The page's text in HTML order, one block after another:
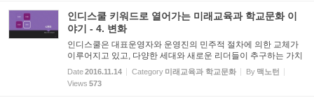
인디스쿨 키워드로 열어가는 미래교육과 학교문화 이
야기 - 4. 변화
인디스쿨은 대표운영자와 운영진의 민주적 절차에 의한 교체가
이루어지고 있고, 다양한 세대와 새로운 리더들이 추구하는 가치
관에 따라 변화하고 있습니다. 독단적인 의사결정보다 시간이 걸
리더라도 모두가 동의하는 만장일치제를 적용하여 다소 느린 걸
음...
Date2016.11.14 Category 미래교육과 학교문화 By 맥노턴
Views 573